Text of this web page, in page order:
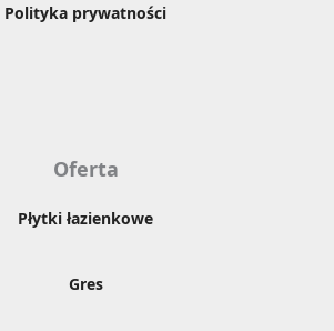
Polityka prywatności
Oferta
Płytki łazienkowe
Gres